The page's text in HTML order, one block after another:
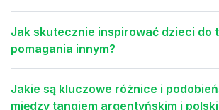
Jak skutecznie inspirować dzieci do
pomagania innym?
Jakie są kluczowe różnice i
między tangiem argentyńskim i